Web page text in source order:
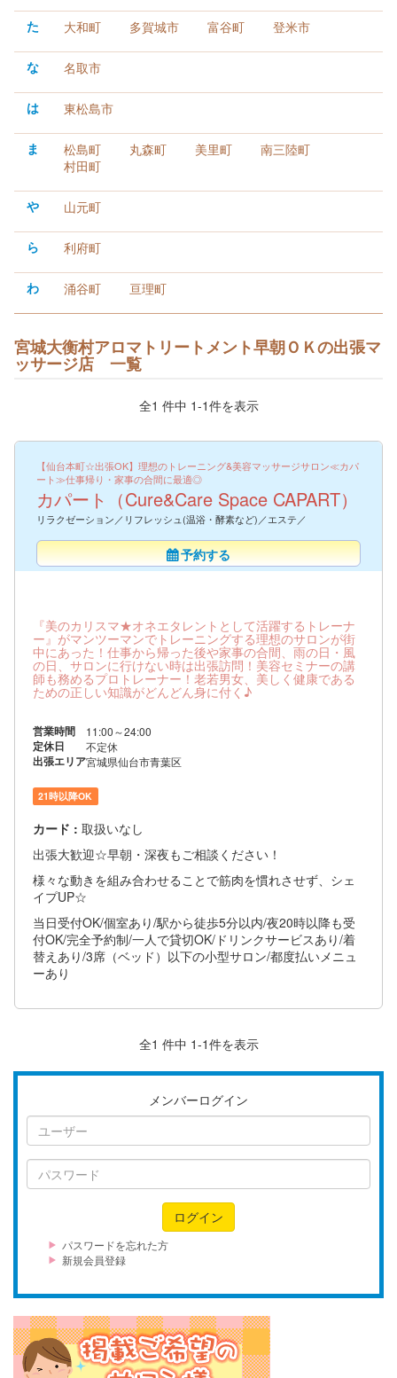
た 大和町 多賀城市 富谷町 登米市
な 名取市
は 東松島市
ま 松島町 丸森町 美里町
南三陸町
村田町
や 山元町
ら 利府町
わ 涌谷町 亘理町
宮城大衡村アロマトリートメント早朝ＯＫの出張マ
ッサージ店 一覧
全1 件中 1-1件を表示
【仙台本町☆出張OK】理想のトレーニング&美容マッサージサロン≪カパ
ート≫仕事帰り・家事の合間に最適◎
カパート（Cure&Care Space CAPART）
リラクゼーション／リフレッシュ(温浴・酵素など)／エステ／
予約する
『美のカリスマ★オネエタレントとして活躍するトレーナ
ー』がマンツーマンでトレーニングする理想のサロンが街
中にあった！仕事から帰った後や家事の合間、雨の日・風
の日、サロンに行けない時は出張訪問！美容セミナーの講
師も務めるプロトレーナー！老若男女、美しく健康である
ための正しい知識がどんどん身に付く♪
営業時間 11:00～24:00
定休日 不定休
出張エリア宮城県仙台市青葉区
21時以降OK
カード : 取扱いなし
出張大歓迎☆早朝・深夜もご相談ください！
様々な動きを組み合わせることで筋肉を慣れさせず、シェ
イプUP☆
当日受付OK/個室あり/駅から徒歩5分以内/夜20時以降も受
付OK/完全予約制/一人で貸切OK/ドリンクサービスあり/着
替えあり/3席（ベッド）以下の小型サロン/都度払いメニュ
ーあり
全1 件中 1-1件を表示
メンバーログイン
ユ
ザ
パ
ワ
ー
ド
ログイン
パスワードを忘れた方
新規会員登録